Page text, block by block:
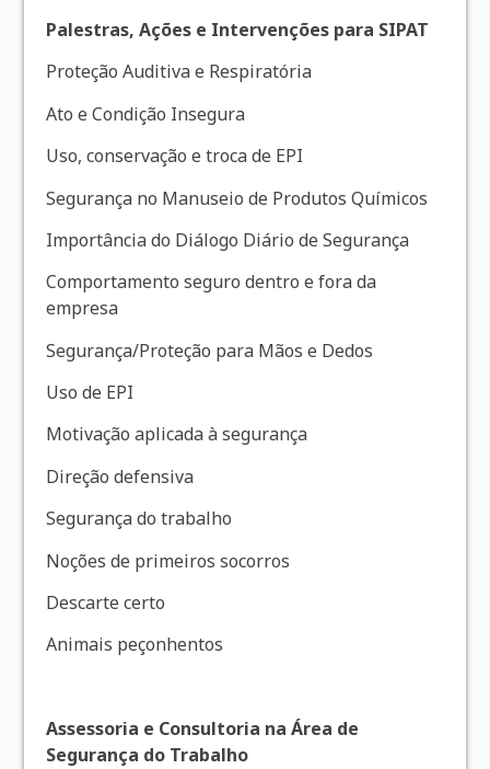
Palestras, Ações e Intervenções para SIPAT
Proteção Auditiva e Respiratória
Ato e Condição Insegura
Uso, conservação e troca de EPI
Segurança no Manuseio de Produtos Químicos
Importância do Diálogo Diário de Segurança
Comportamento seguro dentro e fora da
empresa
Segurança/Proteção para Mãos e Dedos
Uso de EPI
Motivação aplicada à segurança
Direção defensiva
Segurança do trabalho
Noções de primeiros socorros
Descarte certo
Animais peçonhentos
Assessoria e Consultoria na Área de
Segurança do Trabalho